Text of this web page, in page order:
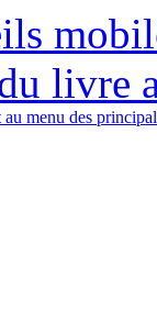
livre
menu des